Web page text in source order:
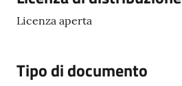
Licenza aperta
Tipo di documento